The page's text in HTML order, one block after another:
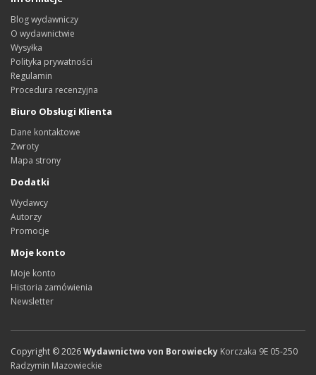
Blog wydawniczy
O wydawnictwie
Wysyłka
Polityka prywatności
Regulamin
Procedura recenzyjna
Biuro Obsługi Klienta
Dane kontaktowe
Zwroty
Mapa strony
Dodatki
Wydawcy
Autorzy
Promocje
Moje konto
Moje konto
Historia zamówienia
Newsletter
Copyright ©2026Wydawnictwo von Borowiecky Korczaka 9E 05-250
Radzymin Mazowieckie